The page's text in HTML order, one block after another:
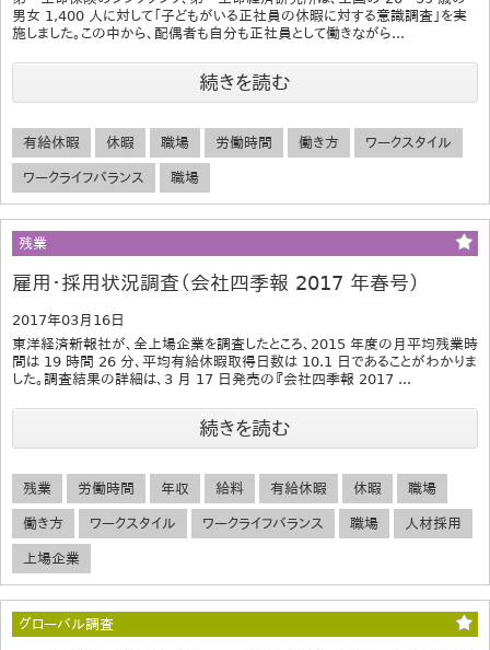
男女 1,400 人に対して「子どもがいる正社員の休暇に対する意識調査」を実
施しました。この中から、配偶者も自分も正社員として働きながら...
続きを読む
有給休暇 休暇 職場 労働時間 働き方 ワークスタイル
ワークライフバランス 職場
残業
雇用・採用状況調査（会社四季報 2017 年春号）
2017年03月16日
東洋経済新報社が、全上場企業を調査したところ、2015 年度の月平均残業時
間は 19 時間 26 分、平均有給休暇取得日数は 10.1 日であることがわかりま
した。調査結果の詳細は、3 月 17 日発売の『会社四季報 2017 ...
続きを読む
残業 労働時間 年収 給料 有給休暇 休暇 職場
働き方 ワークスタイル ワークライフバランス 職場 人材採用
上場企業
グローバル調査